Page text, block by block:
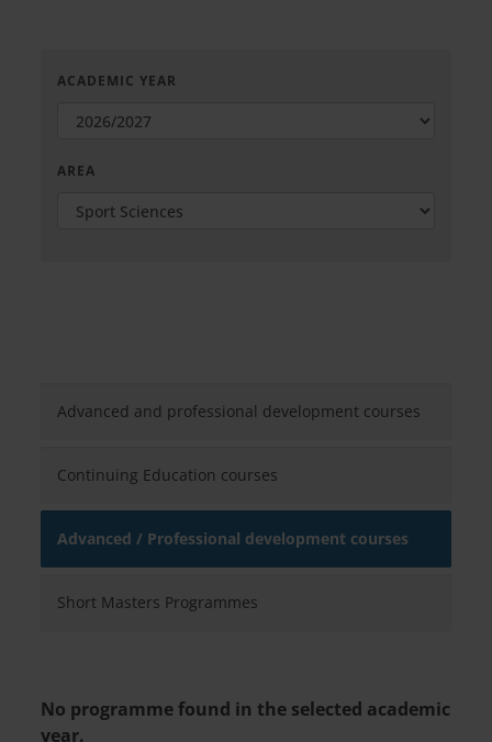
ACADEMIC YEAR
AREA
Advanced and professional development courses
Continuing Education courses
Advanced / Professional development courses
Short Masters Programmes
No programme found in the selected academic
year.